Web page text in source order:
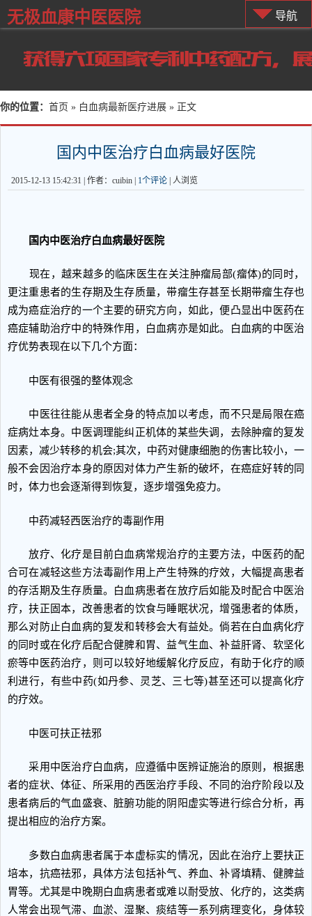
导航
无极血康中医医院
你的位置： 首页 » 白血病最新医疗进展 » 正文
国内中医治疗白血病最好医院
2015-12-13 15:42:31 | 作者：cuibin | 1个评论 人浏览
国内中医治疗白血病最好医院
现在，越来越多的临床医生在关注肿瘤局部(瘤体)的同时，
更注重患者的生存期及生存质量，带瘤生存甚至长期带瘤生存也
成为癌症治疗的一个主要的研究方向，如此，便凸显出中医药在
癌症辅助治疗中的特殊作用，白血病亦是如此。白血病的中医治
疗优势表现在以下几个方面：
中医有很强的整体观念
中医往往能从患者全身的特点加以考虑，而不只是局限在癌
症病灶本身。中医调理能纠正机体的某些失调，去除肿瘤的复发
因素，减少转移的机会;其次，中药对健康细胞的伤害比较小，一
般不会因治疗本身的原因对体力产生新的破坏，在癌症好转的同
时，体力也会逐渐得到恢复，逐步增强免疫力。
中药减轻西医治疗的毒副作用
放疗、化疗是目前白血病常规治疗的主要方法，中医药的配
合可在减轻这些方法毒副作用上产生特殊的疗效，大幅提高患者
的存活期及生存质量。白血病患者在放疗后如能及时配合中医治
疗，扶正固本，改善患者的饮食与睡眠状况，增强患者的体质，
那么对防止白血病的复发和转移会大有益处。倘若在白血病化疗
的同时或在化疗后配合健脾和胃、益气生血、补益肝肾、软坚化
瘀等中医药治疗，则可以较好地缓解化疗反应，有助于化疗的顺
利进行，有些中药(如丹参、灵芝、三七等)甚至还可以提高化疗
的疗效。
中医可扶正祛邪
采用中医治疗白血病，应遵循中医辨证施治的原则，根据患
者的症状、体征、所采用的西医治疗手段、不同的治疗阶段以及
患者病后的气血盛衰、脏腑功能的阴阳虚实等进行综合分析，再
提出相应的治疗方案。
多数白血病患者属于本虚标实的情况，因此在治疗上要扶正
培本，抗癌祛邪，具体方法包括补气、养血、补肾填精、健脾益
胃等。尤其是中晚期白血病患者或难以耐受放、化疗的，这类病
人常会出现气滞、血淤、湿聚、痰结等一系列病理变化，身体较